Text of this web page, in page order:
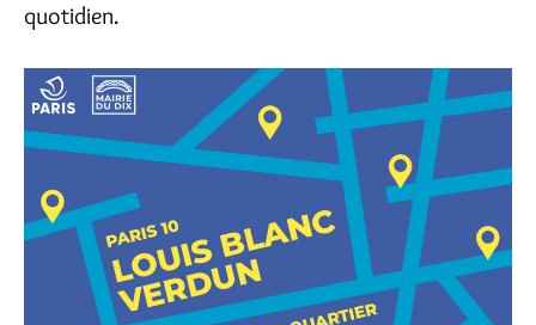
quotidien.